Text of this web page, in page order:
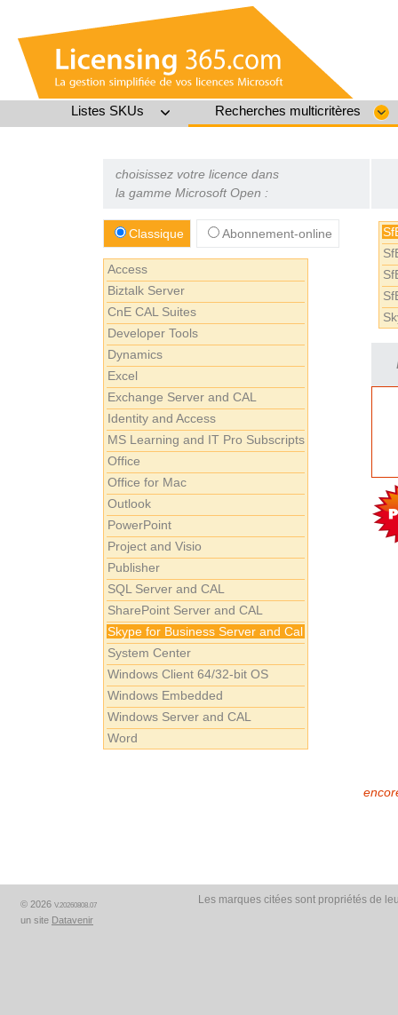
Listes SKUs Recherches multicritères
choisissez votre licence dans
la gamme Microsoft Open :
Classique Abonnement-online
Access
Biztalk Server
CnE CAL Suites
Developer Tools
Dynamics
Excel
Exchange Server and CAL
Identity and Access
MS Learning and IT Pro Subscripts
Office
Office for Mac
Outlook
PowerPoint
Project and Visio
Publisher
SQL Server and CAL
SharePoint Server and CAL
Skype for Business Server and Cal
System Center
Windows Client 64/32-bit OS
Windows Embedded
Windows Server and CAL
Word
© 2026 V.20260808.07
un site Datavenir
Les marques citées sont propriétés de